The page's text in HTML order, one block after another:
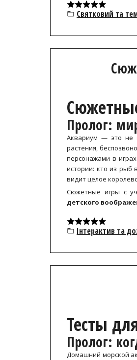
Святковий та
Пролог:
Аквариум — это не
растения,
персонажами в
истории: кто из рыб
видит целое
Сюжетные игры с
детского
Інтерактив та
Тесты
Пролог:
Домашний морской